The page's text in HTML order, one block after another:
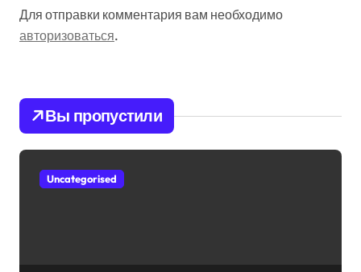
Для отправки комментария вам необходимо
авторизоваться.
Вы пропустили
Uncategorised